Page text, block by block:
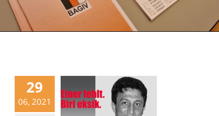
29
06, 2021